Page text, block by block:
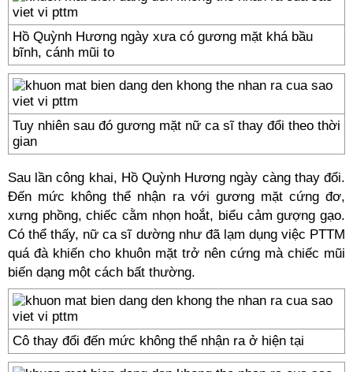
Hồ Quỳnh Hương ngày xưa có gương mặt khá bầu
bĩnh, cánh mũi to
Tuy nhiên sau đó gương mặt nữ ca sĩ thay đổi theo thời
gian
Sau lần công khai, Hồ Quỳnh Hương ngày càng thay đổi.
Đến mức không thể nhận ra với gương mặt cứng đơ,
xưng phồng, chiếc cằm nhọn hoắt, biểu cảm gượng gạo.
Có thể thấy, nữ ca sĩ dường như đã lạm dụng việc PTTM
quá đà khiến cho khuôn mặt trở nên cứng mà chiếc mũi
biến dạng một cách bất thường.
Cô thay đổi đến mức không thể nhận ra ở hiện tại